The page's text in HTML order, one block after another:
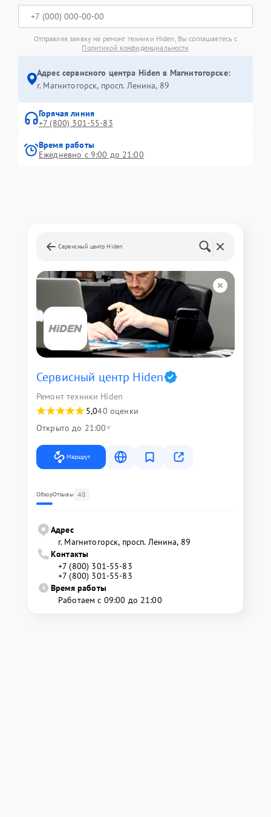
Отправляя заявку на ремонт техники Hiden, Вы соглашаетесь с
Политикой конфиденциальности
Адрес сервисного центра Hiden в Магнитогорске:
г. Магнитогорск, просп. Ленина, 89
Горячая линия
+7 (800) 301-55-83
Время работы
Ежедневно с 9:00 до 21:00
Сервисный центр Hiden
Сервисный центр Hiden
Ремонт техники Hiden
5,040 оценки
Открыто до 21:00
Маршрут
ОбзорОтзывы 48
Адрес
г. Магнитогорск, просп. Ленина, 89
Контакты
+7 (800) 301-55-83
+7 (800) 301-55-83
Время работы
Работаем с 09:00 до 21:00